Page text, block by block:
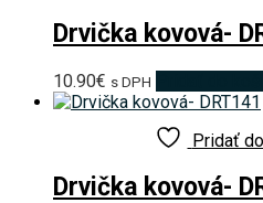
Drvička kovová-
10.90€ s DPH
Pridať
Drvička kovová-